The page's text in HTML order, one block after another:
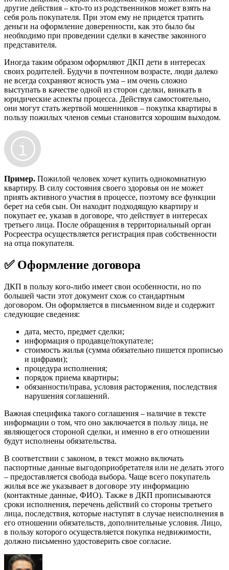
другие действия – кто-то из родственников может взять на
себя роль покупателя. При этом ему не придется тратить
деньги на оформление доверенности, как это было бы
необходимо при проведении сделки в качестве законного
представителя.
Иногда таким образом оформляют ДКП дети в интересах
своих родителей. Будучи в почтенном возрасте, люди далеко
не всегда сохраняют ясность ума – им очень сложно
выступать в качестве одной из сторон сделки, вникать в
юридические аспекты процесса. Действуя самостоятельно,
они могут стать жертвой мошенников – покупка квартиры в
пользу пожилых членов семьи становится хорошим выходом.
Пример. Пожилой человек хочет купить однокомнатную
квартиру. В силу состояния своего здоровья он не может
приять активного участия в процессе, поэтому все функции
берет на себя сын. Он находит подходящую квартиру и
покупает ее, указав в договоре, что действует в интересах
третьего лица. После обращения в территориальный орган
Росреестра осуществляется регистрация прав собственности
на отца покупателя.
✅ Оформление договора
ДКП в пользу кого-либо имеет свои особенности, но по
большей части этот документ схож со стандартным
договором. Он оформляется в письменном виде и содержит
следующие сведения:
дата, место, предмет сделки;
информация о продавце/покупателе;
стоимость жилья (сумма обязательно пишется прописью
и цифрами);
процедура исполнения;
порядок приема квартиры;
обязанности/права, условия расторжения, последствия
нарушения соглашений.
Важная специфика такого соглашения – наличие в тексте
информации о том, что оно заключается в пользу лица, не
являющегося стороной сделки, и именно в его отношении
будут исполнены обязательства.
В соответствии с законом, в текст можно включать
паспортные данные выгодоприобретателя или не делать этого
– предоставляется свобода выбора. Чаще всего покупатель
жилья все же указывает в договоре эту информацию
(контактные данные, ФИО). Также в ДКП прописываются
сроки исполнения, перечень действий со стороны третьего
лица, последствия, которые наступят в случае неисполнения в
его отношении обязательств, дополнительные условия. Лицо,
в пользу которого осуществляется покупка недвижимости,
должно письменно удостоверить свое согласие.